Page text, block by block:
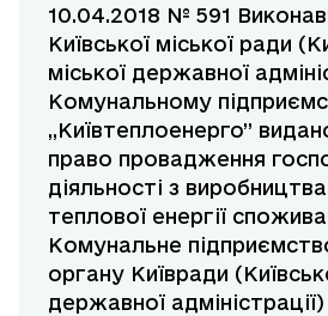
10.04.2018 № 591
Київської міської ради
міської державної
Комунальному
„Київтеплоенерго”
право провадження
діяльності з
теплової енергії
Комунальне
органу Київради
державної адміністрації)